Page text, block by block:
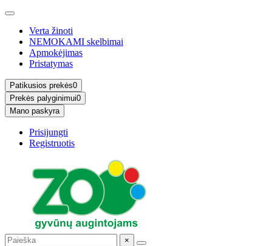
Verta žinoti
NEMOKAMI skelbimai
Apmokėjimas
Pristatymas
Patikusios prekės0
Prekės palyginimui0
Mano paskyra
Prisijungti
Registruotis
×